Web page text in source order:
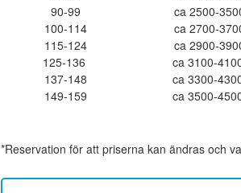
90-99
ca 2500-
100-114
ca 2700-
115-124
ca 2900-
125-136
ca 3100-
137-148
ca 3300-
149-159
ca 3500-
*Reservation för att priserna kan ändras och